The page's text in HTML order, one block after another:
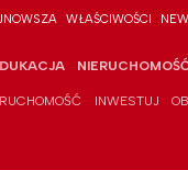
WŁAŚCIWOŚCI
INWESTUJ